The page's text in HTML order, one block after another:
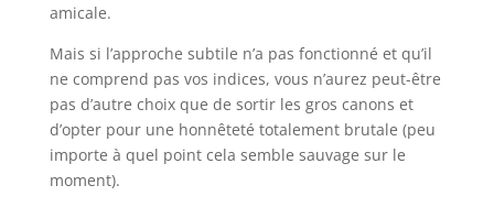
amicale.
Mais si l’approche subtile n’a pas fonctionné et qu’il
ne comprend pas vos indices, vous n’aurez peut-être
pas d’autre choix que de sortir les gros canons et
d’opter pour une honnêteté totalement brutale (peu
importe à quel point cela semble sauvage sur le
moment).